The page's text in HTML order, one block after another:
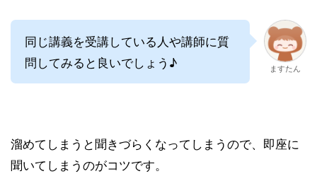
同じ講義を受講している人や講師に質
問してみると良いでしょう♪
ますたん
溜めてしまうと聞きづらくなってしまうので、即座に
聞いてしまうのがコツです。